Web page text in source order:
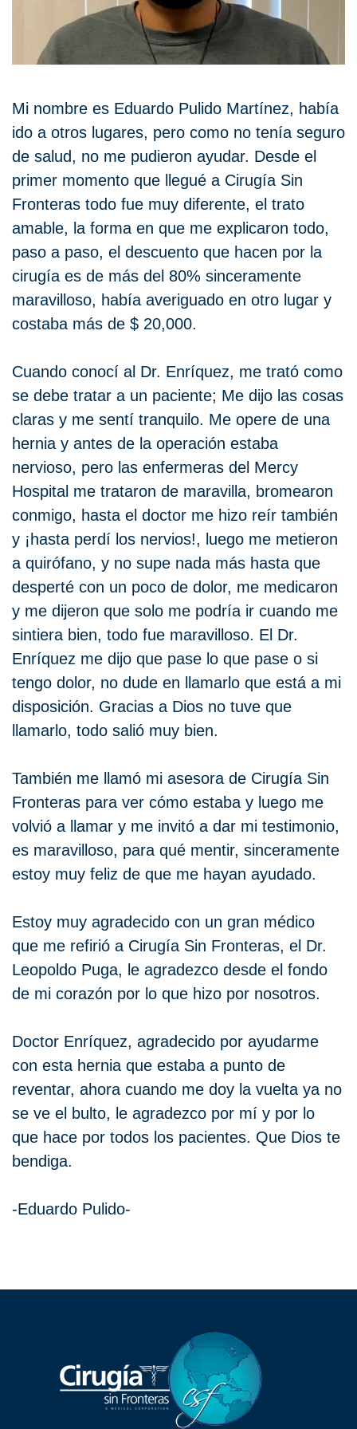
Mi nombre es Eduardo Pulido Martínez, había
ido a otros lugares, pero como no tenía seguro
de salud, no me pudieron ayudar. Desde el
primer momento que llegué a Cirugía Sin
Fronteras todo fue muy diferente, el trato
amable, la forma en que me explicaron todo,
paso a paso, el descuento que hacen por la
cirugía es de más del 80% sinceramente
maravilloso, había averiguado en otro lugar y
costaba más de $ 20,000.
Cuando conocí al Dr. Enríquez, me trató como
se debe tratar a un paciente; Me dijo las cosas
claras y me sentí tranquilo. Me opere de una
hernia y antes de la operación estaba
nervioso, pero las enfermeras del Mercy
Hospital me trataron de maravilla, bromearon
conmigo, hasta el doctor me hizo reír también
y ¡hasta perdí los nervios!, luego me metieron
a quirófano, y no supe nada más hasta que
desperté con un poco de dolor, me medicaron
y me dijeron que solo me podría ir cuando me
sintiera bien, todo fue maravilloso. El Dr.
Enríquez me dijo que pase lo que pase o si
tengo dolor, no dude en llamarlo que está a mi
disposición. Gracias a Dios no tuve que
llamarlo, todo salió muy bien.
También me llamó mi asesora de Cirugía Sin
Fronteras para ver cómo estaba y luego me
volvió a llamar y me invitó a dar mi testimonio,
es maravilloso, para qué mentir, sinceramente
estoy muy feliz de que me hayan ayudado.
Estoy muy agradecido con un gran médico
que me refirió a Cirugía Sin Fronteras, el Dr.
Leopoldo Puga, le agradezco desde el fondo
de mi corazón por lo que hizo por nosotros.
Doctor Enríquez, agradecido por ayudarme
con esta hernia que estaba a punto de
reventar, ahora cuando me doy la vuelta ya no
se ve el bulto, le agradezco por mí y por lo
que hace por todos los pacientes. Que Dios te
bendiga.
-Eduardo Pulido-